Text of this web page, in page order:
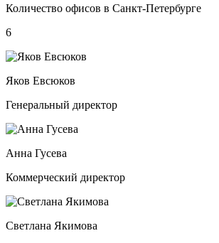
Количество офисов в Санкт-Петербурге
6
Яков Евсюков
Генеральный директор
Анна Гусева
Коммерческий директор
Светлана Якимова